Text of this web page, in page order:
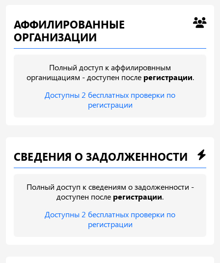
АФФИЛИРОВАННЫЕ
ОРГАНИЗАЦИИ
Полный доступ к аффилировнным
органищациям - доступен после регистрации.
Доступны 2 бесплатных проверки по
регистрации
СВЕДЕНИЯ О ЗАДОЛЖЕННОСТИ
Полный доступ к сведениям о задолженности -
доступен после регистрации.
Доступны 2 бесплатных проверки по
регистрации